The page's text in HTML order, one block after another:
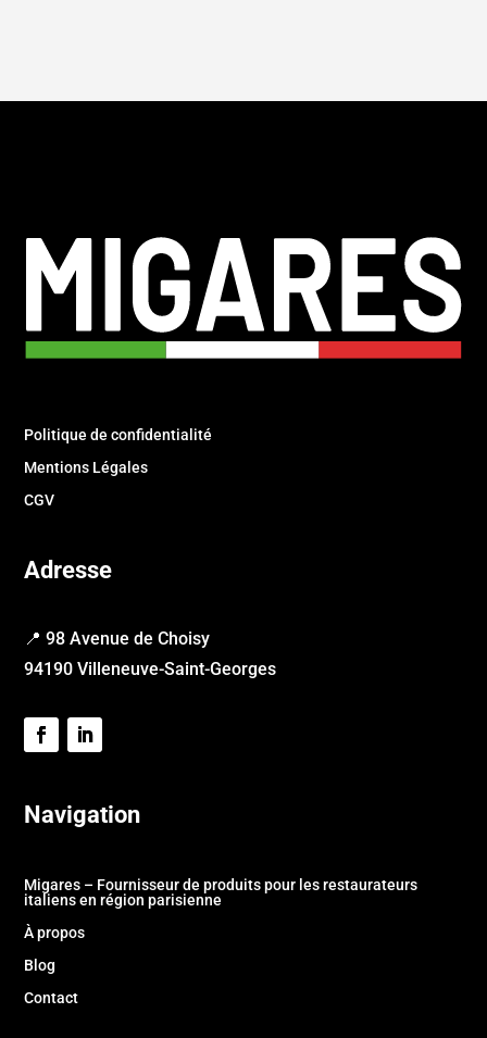
Politique de confidentialité
Mentions Légales
CGV
Adresse
📍 98 Avenue de Choisy
94190 Villeneuve-Saint-Georges
Navigation
Migares – Fournisseur de produits pour les restaurateurs
italiens en région parisienne
À propos
Blog
Contact